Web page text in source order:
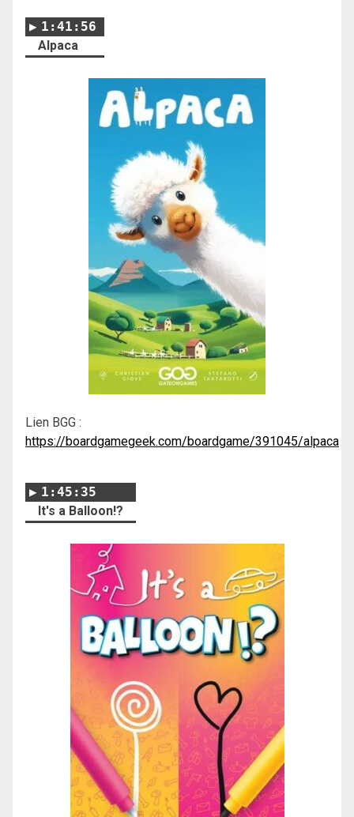
1:41:56
Alpaca
Lien BGG :
https://boardgamegeek.com/boardgame/391045/alpaca
1:45:35
It's a Balloon!?